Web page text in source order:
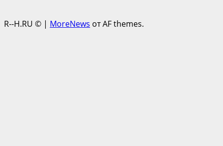
R--H.RU © | MoreNews от AF themes.